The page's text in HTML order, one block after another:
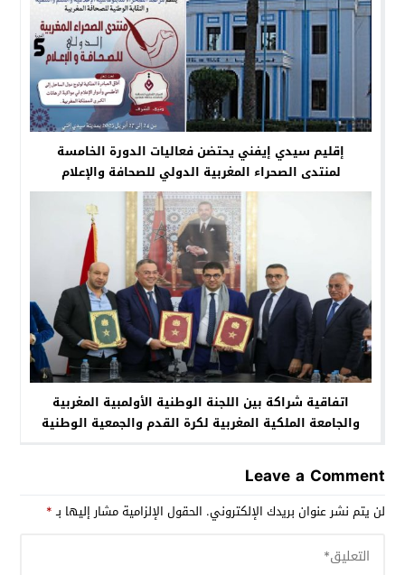
إقليم سيدي إيفني يحتضن فعاليات الدورة الخامسة
لمنتدى الصحراء المغربية الدولي للصحافة والإعلام
اتفاقية شراكة بين اللجنة الوطنية الأولمبية المغربية
والجامعة الملكية المغربية لكرة القدم والجمعية الوطنية
Leave a Comment
لن يتم نشر عنوان بريدك الإلكتروني. الحقول الإلزامية مشار إليها بـ*